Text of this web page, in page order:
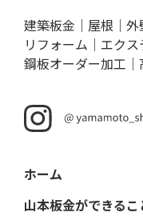
建築板金｜屋根｜
リフォーム｜エク
鋼板オーダー加工
ホーム
山本板金ができるこ